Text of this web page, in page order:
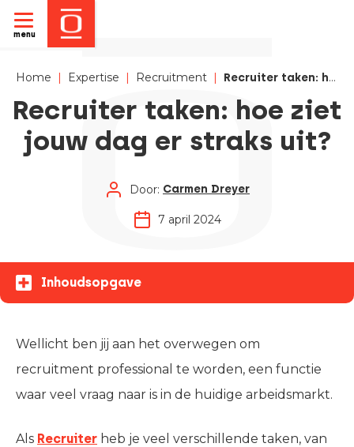
menu
Home | Expertise | Recruitment | Recruiter taken: hoe ziet jouw dag er straks uit?
Recruiter taken: hoe ziet
jouw dag er straks uit?
Door: Carmen Dreyer
7 april 2024
Inhoudsopgave
Wellicht ben jij aan het overwegen om
recruitment professional te worden, een functie
waar veel vraag naar is in de huidige arbeidsmarkt.
Als Recruiter heb je veel verschillende taken, van